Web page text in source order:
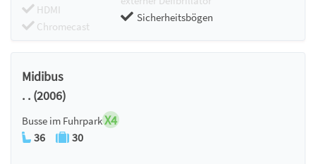
HDMI
Chromecast
Sicherheitsbögen
Midibus
. . (2006)
Busse im FuhrparkX4
36 30